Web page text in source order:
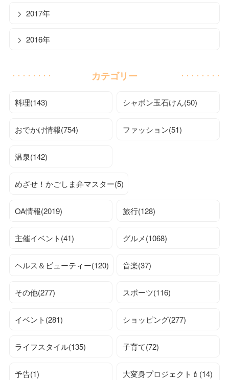
2017年
2016年
カテゴリー
料理(143) シャボン玉石けん(50)
おでかけ情報(754) ファッション(51)
温泉(142)
めざせ！かごしま弁マスター(5)
OA情報(2019) 旅行(128)
主催イベント(41) グルメ(1068)
ヘルス＆ビューティー(120) 音楽(37)
その他(277) スポーツ(116)
イベント(281) ショッピング(277)
ライフスタイル(135) 子育て(72)
予告(1) 大変身プロジェクト💄(14)